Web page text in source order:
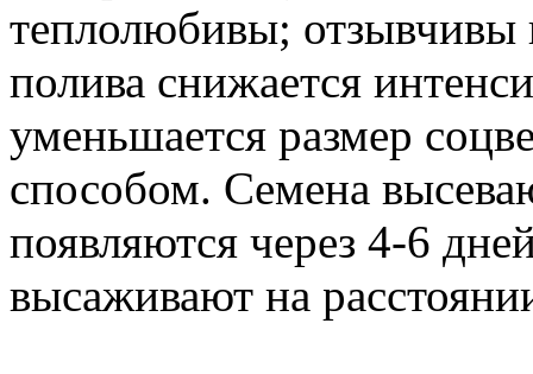
теплолюбивы; отзывчивы
полива снижается
уменьшается размер
способом. Семена
появляются через 4-6
высаживают на